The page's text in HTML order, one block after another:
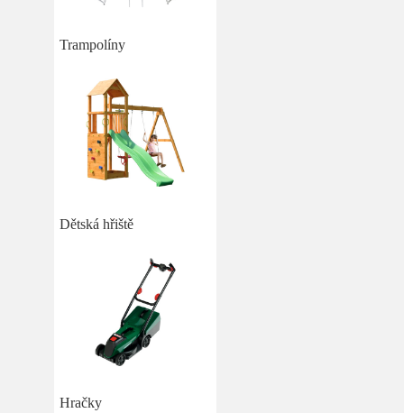
Trampolíny
Dětská hřiště
Hračky